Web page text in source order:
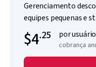
Gerenciamento
equipes pequenas e
$4.25 por
cobrança